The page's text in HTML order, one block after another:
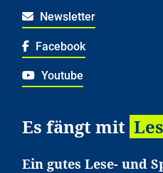
Newsletter
Facebook
Youtube
Es fängt mit
Ein gutes Lese- und